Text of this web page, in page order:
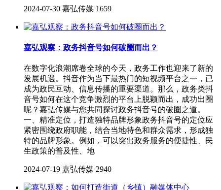
2024-07-30 嘉弘传媒 1659
嘉弘观察：政务抖音号如何破圈而出？
在数字化浪潮席卷全球的今天，政务工作也迎来了新的
发展机遇。抖音作为当下最热门的短视频平台之一，已
成为政民互动、信息传播的重要渠道。那么，政务类抖
音号如何在这个竞争激烈的平台上脱颖而出，成功出圈
呢？嘉弘传媒与您共同探讨政务抖音号的破圈之道。
一、精准定位，打造独特品牌形象政务抖音号的定位应
紧密围绕政府职能，结合当地特色和群众需求，形成独
特的品牌形象。例如，可以突出政务服务的便捷性、民
生政策的普及性、地
2024-07-19 嘉弘传媒 2940